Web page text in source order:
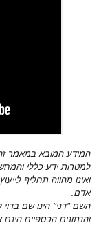
המידע המובא במאמר
למטרות ידע כללי והמחשה
ואינו מהווה תחליף
אדם.
השם "דני" הינו שם
והנתונים הכספיים הינם